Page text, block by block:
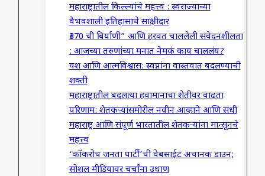
महाराष्ट्रातील किल्ल्यांचे महत्त्व : स्वराज्याच्या
वैभवशाली इतिहासाचे साक्षीदार
₹370 ची बिर्याणी” आणि हरवत चाललेली संवेदनशीलता
: आजच्या तरुणांच्या मनात नेमकं काय चाललंय?
यश आणि आत्मविश्वास: स्वप्नांना वास्तवात बदलण्याची
शक्ती
महाराष्ट्रातील बदलत्या हवामानाचा शेतीवर वाढता
परिणाम: शेतकऱ्यांसमोरील नवीन आव्हाने आणि संधी
महाराष्ट्र आणि संपूर्ण भारतातील शेतकऱ्यांना मान्सूनचे
महत्त्व
‘कॉकरोच जनता पार्टी’ची वेबसाईट अचानक डाउन;
सोशल मीडियावर चर्चांना उधाण